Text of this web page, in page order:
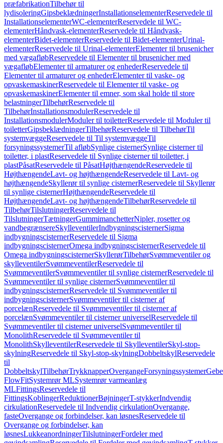
præfabrikationTilbehør til
lydisoleringGipsbeklædningerInstallationselementerReservedele til
InstallationselementerWC-elementerReservedele til WC-
elementerHåndvask-elementerReservedele til Håndvask-
elementerBidet-elementerReservedele til Bidet-elementerUrinal-
elementerReservedele til Urinal-elementerElementer til brusenicher
med vægafløbReservedele til Elementer til brusenicher med
vægafløbElementer til armaturer og enhederReservedele til
Elementer til armaturer og enhederElementer til vaske- og
opvaskemaskinerReservedele til Elementer til vaske- og
opvaskemaskinerElementer til emner, som skal holde til store
belastningerTilbehørReservedele til
TilbehørInstallationsmodulerReservedele til
InstallationsmodulerModuler til toiletterReservedele til Moduler til
toiletterGipsbeklædningerTilbehørReservedele til TilbehørTil
systemvæggeReservedele til Til systemvæggeTil
forsyningssystemerTil afløbSynlige cisternerSynlige cisterner til
toiletter, i plastReservedele til Synlige cisterner til toiletter, i
plastPåsatReservedele til PåsatHøjthængendeReservedele til
HøjthængendeLavt- og højthængendeReservedele til Lavt- og
højthængendeSkyllerør til synlige cisternerReservedele til Skyllerør
til synlige cisternerHøjthængendeReservedele til
HøjthængendeLavt- og højthængendeTilbehørReservedele til
TilbehørTilslutningerReservedele til
TilslutningerTætningerGummimanchetterNipler, rosetter og
vandbegrænsereSkylleventilerIndbygningscisternerSigma
indbygningscisternerReservedele til Sigma
indbygningscisternerOmega indbygningscisternerReservedele til
Omega indbygningscisternerSkyllerørTilbehørSvømmeventiler og
skylleventilerSvømmeventilerReservedele til
SvømmeventilerSvømmeventiler til synlige cisternerReservedele til
Svømmeventiler til synlige cisternerSvømmeventiler til
indbygningscisternerReservedele til Svømmeventiler til
indbygningscisternerSvømmeventiler til cisterner af
porcelænReservedele til Svømmeventiler til cisterner af
porcelænSvømmeventiler til cisterner universelReservedele til
Svømmeventiler til cisterner universelSvømmeventiler til
MonolithReservedele til Svømmeventiler til
MonolithSkylleventilerReservedele til SkylleventilerSkyl-stop-
skylningReservedele til Skyl-stop-skylningDobbeltskylReservedele
til
DobbeltskylTilbehørTrykknapperOvergangeForsyningssystemer
FlowFitSystemrør MLSystemrør varmeanlæg
MLFittingsReservedele til
FittingsKoblingerReduktionerBøjningerT-stykkerIndvendig
cirkulationReservedele til Indvendig cirkulationOvergange,
fasteOvergange og forbindelser, kan løsnesReservedele til
Overgange og forbindelser, kan
løsnesLukkeanordningerTilslutningerFordeler med